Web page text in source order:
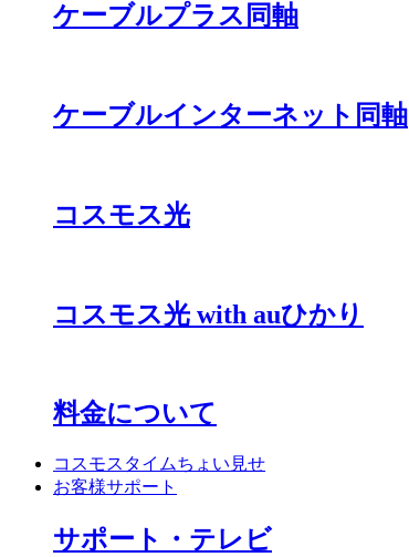
ケーブルプラス同軸
ケーブルインターネット同軸
コスモス光
コスモス光 with auひかり
料金について
コスモスタイムちょい見せ
お客様サポート
サポート・テレビ